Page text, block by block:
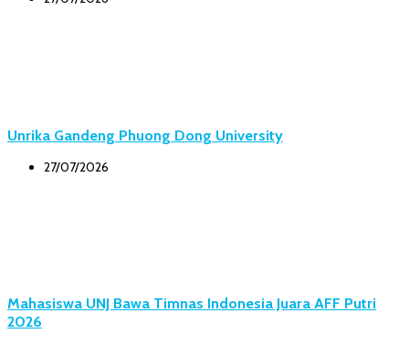
Unrika Gandeng Phuong Dong University
27/07/2026
Mahasiswa UNJ Bawa Timnas Indonesia Juara AFF Putri
2026